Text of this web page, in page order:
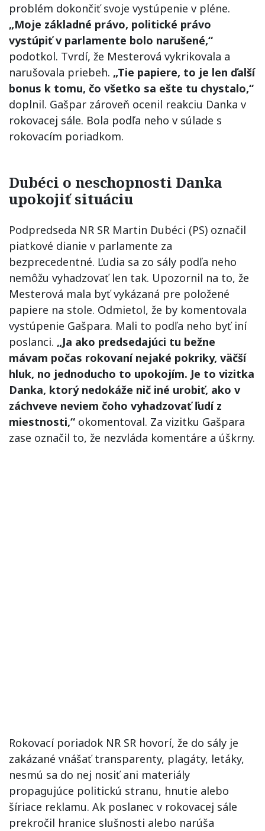
problém dokončiť svoje vystúpenie v pléne.
„Moje základné právo, politické právo
vystúpiť v parlamente bolo narušené,“
podotkol. Tvrdí, že Mesterová vykrikovala a
narušovala priebeh. „Tie papiere, to je len ďalší
bonus k tomu, čo všetko sa ešte tu chystalo,“
doplnil. Gašpar zároveň ocenil reakciu Danka v
rokovacej sále. Bola podľa neho v súlade s
rokovacím poriadkom.
Dubéci o neschopnosti Danka
upokojiť situáciu
Podpredseda NR SR Martin Dubéci (PS) označil
piatkové dianie v parlamente za
bezprecedentné. Ľudia sa zo sály podľa neho
nemôžu vyhadzovať len tak. Upozornil na to, že
Mesterová mala byť vykázaná pre položené
papiere na stole. Odmietol, že by komentovala
vystúpenie Gašpara. Mali to podľa neho byť iní
poslanci. „Ja ako predsedajúci tu bežne
mávam počas rokovaní nejaké pokriky, väčší
hluk, no jednoducho to upokojím. Je to vizitka
Danka, ktorý nedokáže nič iné urobiť, ako v
záchveve neviem čoho vyhadzovať ľudí z
miestnosti,“ okomentoval. Za vizitku Gašpara
zase označil to, že nezvláda komentáre a úškrny.
Rokovací poriadok NR SR hovorí, že do sály je
zakázané vnášať transparenty, plagáty, letáky,
nesmú sa do nej nosiť ani materiály
propagujúce politickú stranu, hnutie alebo
šíriace reklamu. Ak poslanec v rokovacej sále
prekročil hranice slušnosti alebo narúša